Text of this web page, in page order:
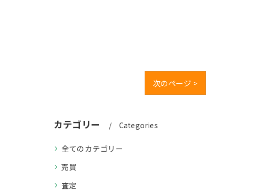
次のページ >
カテゴリー Categories
全てのカテゴリー
売買
査定